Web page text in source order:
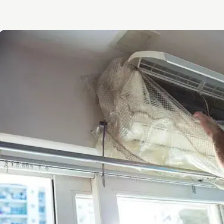
dr air martens and camicie donna will levis jersey
jordan travis jersey custom ohio state jersey
deuce vaughn jerseyborse ynotbenetton